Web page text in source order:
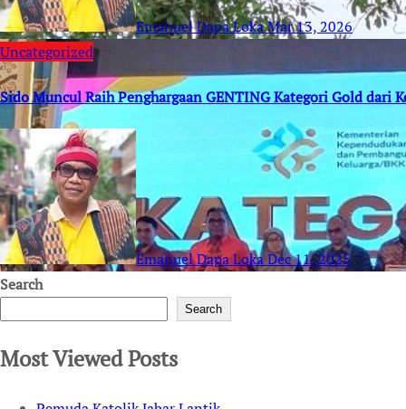
Emanuel Dapa LokaMar 13, 2026
Uncategorized
Sido Muncul Raih Penghargaan GENTING Kategori Gold dari
Emanuel Dapa LokaDec 11, 2025
Search
Search
Most Viewed Posts